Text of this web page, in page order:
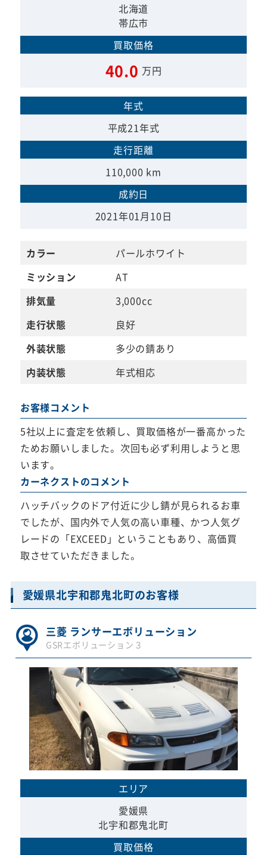
北海道
帯広市
買取価格
40.0 万円
年式
平成21年式
走行距離
110,000 km
成約日
2021年01月10日
カラー
パールホワイト
ミッション
AT
排気量
3,000cc
走行状態
良好
外装状態
多少の錆あり
内装状態
年式相応
お客様コメント
5社以上に査定を依頼し、買取価格が一番高かった
ためお願いしました。次回も必ず利用しようと思
います。
カーネクストのコメント
ハッチバックのドア付近に少し錆が見られるお車
でしたが、国内外で人気の高い車種、かつ人気グ
レードの「EXCEED」ということもあり、高価買
取させていただきました。
愛媛県北宇和郡鬼北町のお客様
三菱 ランサーエボリューション
GSRエボリューション３
エリア
愛媛県
北宇和郡鬼北町
買取価格